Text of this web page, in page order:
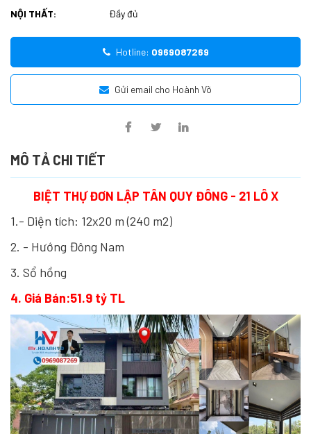
NỘI THẤT:
Đầy đủ
Hotline: 0969087269
Gửi email cho Hoành Võ
MÔ TẢ CHI TIẾT
BIỆT THỰ ĐƠN LẬP TÂN QUY ĐÔNG - 21 LÔ X
1.- Diện tích: 12x20 m (240 m2)
2. - Hướng Đông Nam
3. Sổ hồng
4. Giá Bán:51.9 tỷ TL